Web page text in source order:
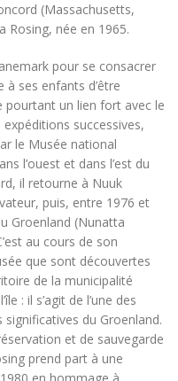
(Massachusetts,
Rosing, née en 1965.
pour se consacrer
ses enfants d’être
pourtant un lien fort avec le
successives,
le Musée national
l’ouest et dans l’est du
il retourne à Nuuk
puis, entre 1976 et
Groenland (Nunatta
au cours de son
que sont découvertes
de la municipalité
: il s’agit de l’une des
du Groenland.
et de sauvegarde
prend part à une